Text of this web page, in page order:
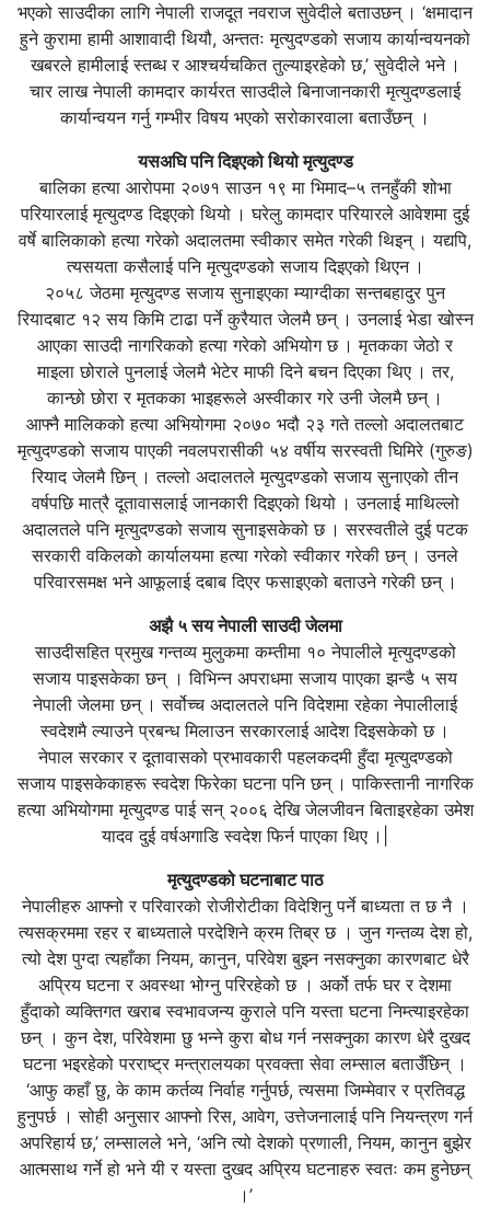
भएको साउदीका लागि नेपाली राजदूत नवराज सुवेदीले बताउछन् । ‘क्षमादान
हुने कुरामा हामी आशावादी थियौ, अन्ततः मृत्युदण्डको सजाय कार्यान्वयनको
खबरले हामीलाई स्तब्ध र आश्चर्यचकित तुल्याइरहेको छ,’ सुवेदीले भने ।
चार लाख नेपाली कामदार कार्यरत साउदीले बिनाजानकारी मृत्युदण्डलाई
कार्यान्वयन गर्नु गम्भीर विषय भएको सरोकारवाला बताउँछन् ।
यसअघि पनि दिइएको थियो मृत्युदण्ड
बालिका हत्या आरोपमा २०७१ साउन १९ मा भिमाद–५ तनहुँकी शोभा
परियारलाई मृत्युदण्ड दिइएको थियो । घरेलु कामदार परियारले आवेशमा दुई
वर्षे बालिकाको हत्या गरेको अदालतमा स्वीकार समेत गरेकी थिइन् । यद्यपि,
त्यसयता कसैलाई पनि मृत्युदण्डको सजाय दिइएको थिएन ।
२०५८ जेठमा मृत्युदण्ड सजाय सुनाइएका म्याग्दीका सन्तबहादुर पुन
रियादबाट १२ सय किमि टाढा पर्ने कुरैयात जेलमै छन् । उनलाई भेडा खोस्न
आएका साउदी नागरिकको हत्या गरेको अभियोग छ । मृतकका जेठो र
माइला छोराले पुनलाई जेलमै भेटेर माफी दिने बचन दिएका थिए । तर,
कान्छो छोरा र मृतकका भाइहरूले अस्वीकार गरे उनी जेलमै छन् ।
आफ्नै मालिकको हत्या अभियोगमा २०७० भदौ २३ गते तल्लो अदालतबाट
मृत्युदण्डको सजाय पाएकी नवलपरासीकी ५४ वर्षीय सरस्वती घिमिरे (गुरुङ)
रियाद जेलमै छिन् । तल्लो अदालतले मृत्युदण्डको सजाय सुनाएको तीन
वर्षपछि मात्रै दूतावासलाई जानकारी दिइएको थियो । उनलाई माथिल्लो
अदालतले पनि मृत्युदण्डको सजाय सुनाइसकेको छ । सरस्वतीले दुई पटक
सरकारी वकिलको कार्यालयमा हत्या गरेको स्वीकार गरेकी छन् । उनले
परिवारसमक्ष भने आफूलाई दबाब दिएर फसाइएको बताउने गरेकी छन् ।
अझै ५ सय नेपाली साउदी जेलमा
साउदीसहित प्रमुख गन्तव्य मुलुकमा कम्तीमा १० नेपालीले मृत्युदण्डको
सजाय पाइसकेका छन् । विभिन्न अपराधमा सजाय पाएका झन्डै ५ सय
नेपाली जेलमा छन् । सर्वोच्च अदालतले पनि विदेशमा रहेका नेपालीलाई
स्वदेशमै ल्याउने प्रबन्ध मिलाउन सरकारलाई आदेश दिइसकेको छ ।
नेपाल सरकार र दूतावासको प्रभावकारी पहलकदमी हुँदा मृत्युदण्डको
सजाय पाइसकेकाहरू स्वदेश फिरेका घटना पनि छन् । पाकिस्तानी नागरिक
हत्या अभियोगमा मृत्युदण्ड पाई सन् २००६ देखि जेलजीवन बिताइरहेका उमेश
यादव दुई वर्षअगाडि स्वदेश फिर्न पाएका थिए ।|
मृत्युदण्डको घटनाबाट पाठ
नेपालीहरु आफ्नो र परिवारको रोजीरोटीका विदेशिनु पर्ने बाध्यता त छ नै ।
त्यसक्रममा रहर र बाध्यताले परदेशिने क्रम तिब्र छ । जुन गन्तव्य देश हो,
त्यो देश पुग्दा त्यहाँका नियम, कानुन, परिवेश बुझ्न नसक्नुका कारणबाट धेरै
अप्रिय घटना र अवस्था भोग्नु परिरहेको छ । अर्को तर्फ घर र देशमा
हुँदाको व्यक्तिगत खराब स्वभावजन्य कुराले पनि यस्ता घटना निम्त्याइरहेका
छन् । कुन देश, परिवेशमा छु भन्ने कुरा बोध गर्न नसक्नुका कारण धेरै दुखद
घटना भइरहेको परराष्ट्र मन्त्रालयका प्रवक्ता सेवा लम्साल बताउँछिन् ।
‘आफु कहाँ छु, के काम कर्तव्य निर्वाह गर्नुपर्छ, त्यसमा जिम्मेवार र प्रतिवद्ध
हुनुपर्छ । सोही अनुसार आफ्नो रिस, आवेग, उत्तेजनालाई पनि नियन्त्रण गर्न
अपरिहार्य छ,’ लम्सालले भने, ‘अनि त्यो देशको प्रणाली, नियम, कानुन बुझेर
आत्मसाथ गर्ने हो भने यी र यस्ता दुखद अप्रिय घटनाहरु स्वतः कम हुनेछन्
।’